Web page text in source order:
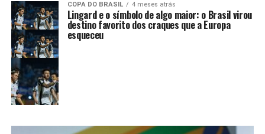
COPA DO BRASIL 4 meses atrás
Lingard e o símbolo de algo maior: o Brasil virou
destino favorito dos craques que a Europa
esqueceu